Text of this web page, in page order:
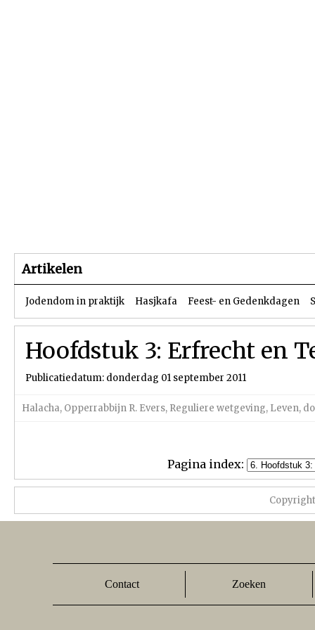
Artikelen
Jodendom in praktijk Hasjkafa Feest- en Gedenkdagen
Hoofdstuk 3: Erfrecht en
Publicatiedatum: donderdag 01 september 2011
Halacha, Opperrabbijn R. Evers, Reguliere wetgeving, Leven,
Pagina index:
Contact Zoeken